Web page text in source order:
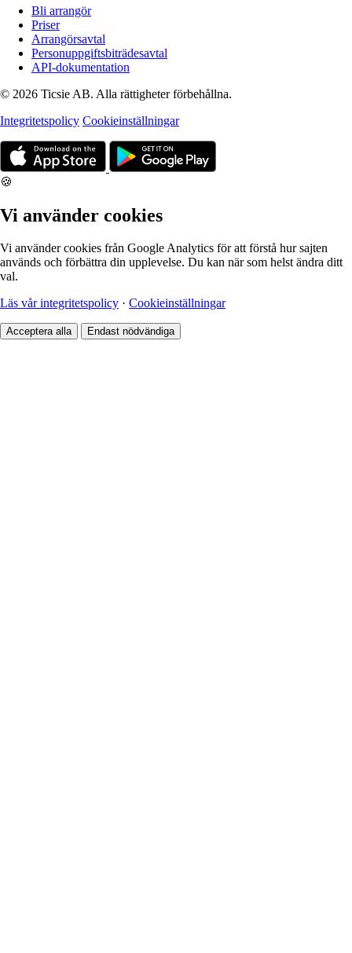
Bli arrangör
Priser
Arrangörsavtal
Personuppgiftsbiträdesavtal
API-dokumentation
© 2026 Ticsie AB. Alla rättigheter förbehållna.
Integritetspolicy Cookieinställningar
🍪
Vi använder cookies
Vi använder cookies från Google Analytics för att förstå hur sajten
används och förbättra din upplevelse. Du kan när som helst ändra ditt
val.
Läs vår integritetspolicy · Cookieinställningar
Acceptera alla Endast nödvändiga